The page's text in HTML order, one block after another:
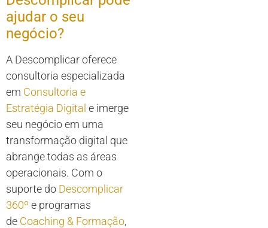
ajudar o seu
negócio?
A Descomplicar oferece
consultoria especializada
em Consultoria e
Estratégia Digital e imerge
seu negócio em uma
transformação digital que
abrange todas as áreas
operacionais. Com o
suporte do Descomplicar
360º e programas
de Coaching & Formação,